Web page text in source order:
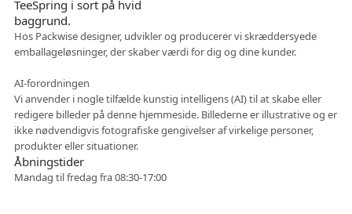
Hos Packwise designer, udvikler og producerer vi skræddersyede
emballageløsninger, der skaber værdi for dig og dine kunder.
AI-forordningen
Vi anvender i nogle tilfælde kunstig intelligens (AI) til at skabe eller
redigere billeder på denne hjemmeside. Billederne er illustrative og er
ikke nødvendigvis fotografiske gengivelser af virkelige personer,
produkter eller situationer.
Åbningstider
Mandag til fredag fra 08:30-17:00